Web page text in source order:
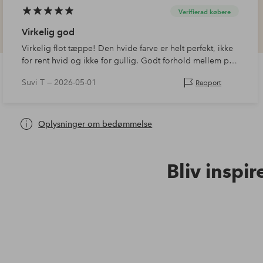
Verifierad købere
Virkelig god
Virkelig flot tæppe! Den hvide farve er helt perfekt, ikke
for rent hvid og ikke for gullig. Godt forhold mellem pris
Suvi T —2026-05-01 Rapport
Oplysninger om bedømmelse
Bliv